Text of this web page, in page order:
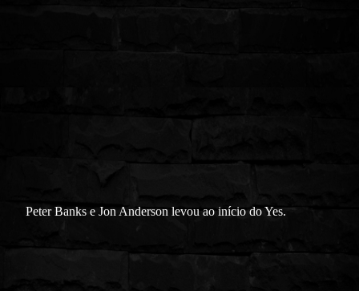
Peter Banks e Jon Anderson levou ao início do Yes.